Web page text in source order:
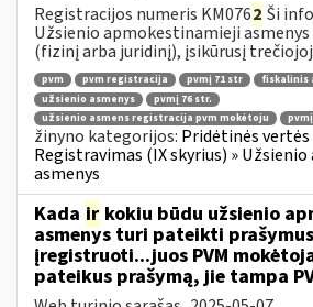
Registracijos numeris KM0762 Ši
Užsienio apmokestinamieji
(fizinį arba juridinį), įsikūrusį
pvm pvm registracija pvmį 71 str
fiskalinis
užsienio asmenys
pvmį 76 str.
užsienio asmens registracija pvm mokėtoju
pvmį
žinyno kategorijos: Pridėtinės
Registravimas (IX skyrius) »
asmenys
Kada ir kokiu būdu užsienio
asmenys turi pateikti prašymus
įregistruoti...juos PVM
pateikus prašymą, jie tampa